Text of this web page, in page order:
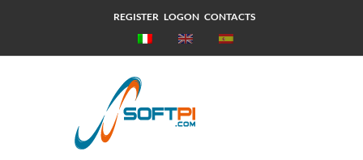
REGISTER LOGON CONTACTS